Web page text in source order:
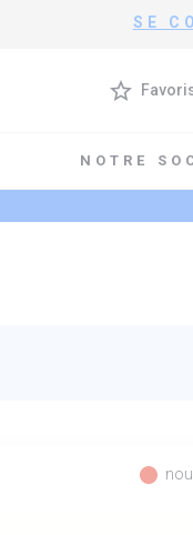
SE
star_border
NOTRE
fiber_manual_record